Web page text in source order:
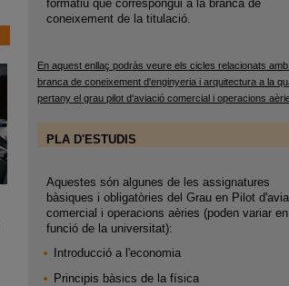
formatiu que correspongui a la branca de
coneixement de la titulació.
En aquest enllaç podràs veure els cicles relacionats
branca de coneixement d'enginyeria i arquitectura a la
pertany el grau pilot d'aviació comercial i operacions
PLA D'ESTUDIS
Aquestes són algunes de les assignatures
bàsiques i obligatòries del Grau en Pilot
comercial i operacions aèries (poden variar en
funció de la universitat):
Introducció a l'economia
Principis bàsics de la física